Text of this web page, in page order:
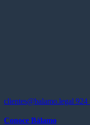
clientes@balamo.legal 924
Conoce Bálamo